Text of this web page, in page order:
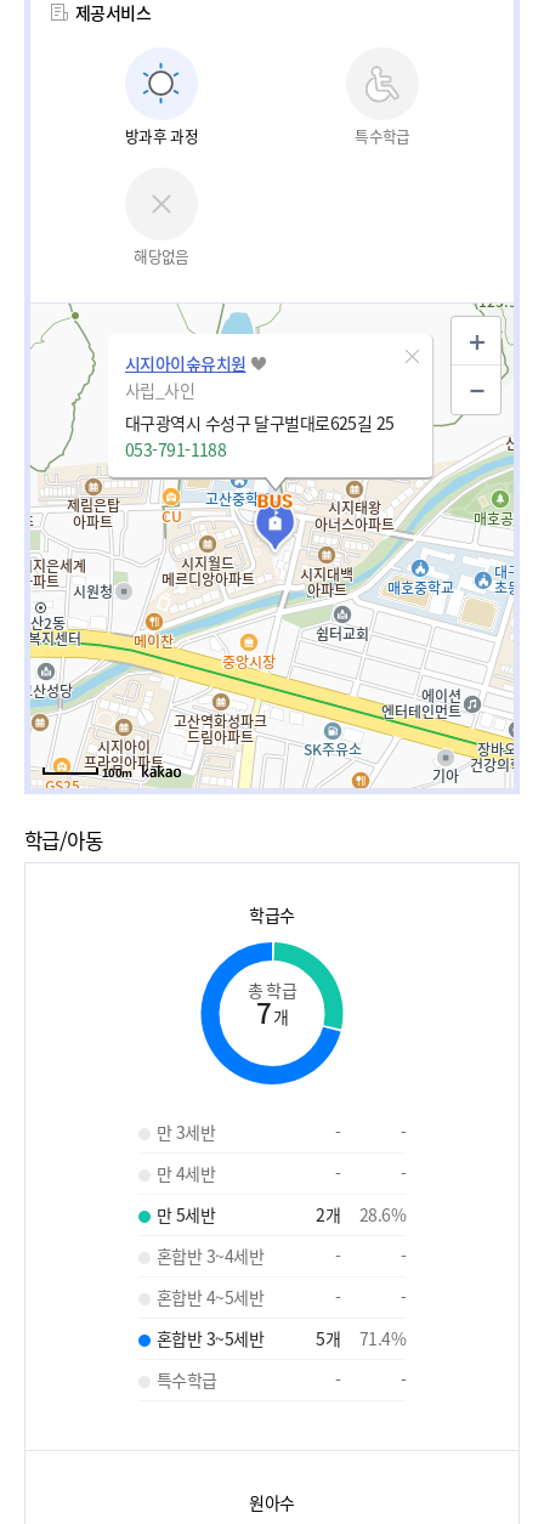
제공서비스
방과후 과정 특수학급
해당없음
시지아이숲유치원
사립_사인
대구광역시 수성구 달구벌대로625길 25
053-791-1188
100m
학급/아동
학급수
총 학급
7개
만 3세반 -
-
만 4세반
-
-
만 5세반
2개 28.6%
혼합반 3~4세반
-
-
혼합반 4~5세반
-
-
혼합반 3~5세반
5개 71.4%
특수학급
- -
원아수